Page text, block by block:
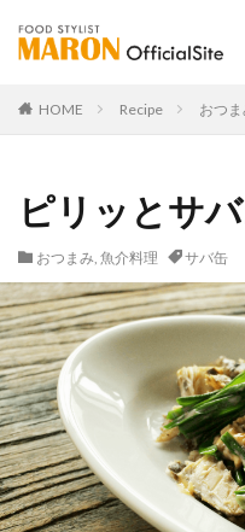
HOME Recipe おつ
ピリッとサ
おつまみ, 魚介料理 サバ缶